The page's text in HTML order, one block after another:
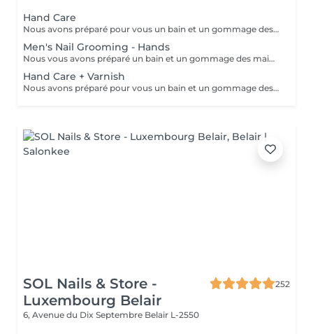
Hand Care
Nous avons préparé pour vous un bain et un gommage des mains aux huiles parfumées, un traitement des ongles et des cuticules, ainsi qu'un massage des bras et des mains pour éliminer toute tension dans les muscles et les os des bras et des mains et favoriser la relaxation.
Men's Nail Grooming - Hands
Nous vous avons préparé un bain et un gommage des mains à l'huile légèrement parfumée, un traitement des ongles et des cuticules et un massage des bras et des mains pour éliminer toute tension dans les muscles et les os des bras et des mains et favoriser la relaxation.
Hand Care + Varnish
Nous avons préparé pour vous un bain et un gommage des mains à l'huile parfumée, un traitement des ongles et des cuticules et un massage des bras et des mains pour éliminer toute tension dans les muscles et les os des bras et des mains et favoriser la relaxation. Ce soin est suivi de l'application d'un vernis à ongles de votre choix.
SOL Nails & Store -
Luxembourg Belair
252
6, Avenue du Dix Septembre Belair L-2550